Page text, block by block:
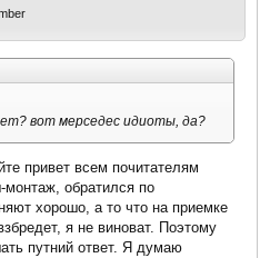
вот мерседес идиоты, да?
привет всем почитателям
обратился по
хорошо, а то что на приемке
я не виноват. Поэтому
путний ответ. Я думаю